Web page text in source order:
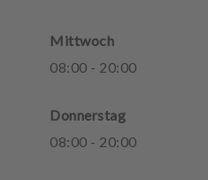
Mittwoch
08:00 - 20:00
Donnerstag
08:00 - 20:00